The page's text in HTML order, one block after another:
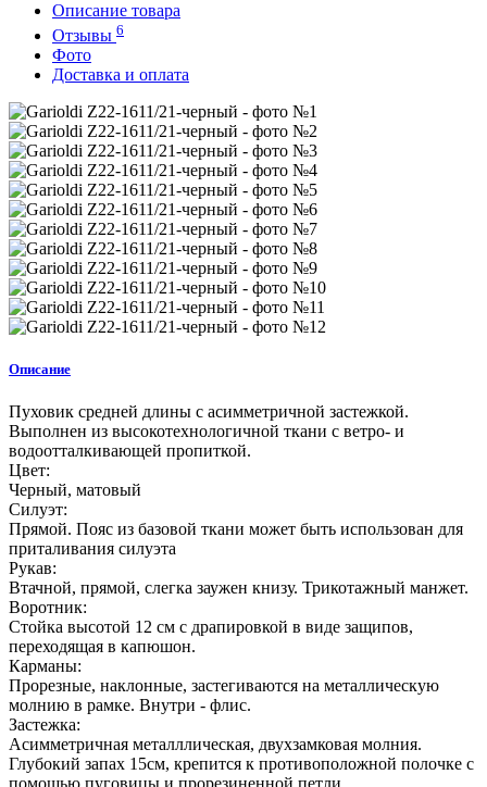
Описание товара
Отзывы 6
Фото
Доставка и оплата
Описание
Пуховик средней длины с асимметричной застежкой.
Выполнен из высокотехнологичной ткани с ветро- и
водоотталкивающей пропиткой.
Цвет:
Черный, матовый
Силуэт:
Прямой. Пояс из базовой ткани может быть использован для
приталивания силуэта
Рукав:
Втачной, прямой, слегка заужен книзу. Трикотажный манжет.
Воротник:
Стойка высотой 12 см с драпировкой в виде защипов,
переходящая в капюшон.
Карманы:
Прорезные, наклонные, застегиваются на металлическую
молнию в рамке. Внутри - флис.
Застежка:
Асимметричная металллическая, двухзамковая молния.
Глубокий запах 15см, крепится к противоположной полочке с
помощью пуговицы и прорезиненной петли.